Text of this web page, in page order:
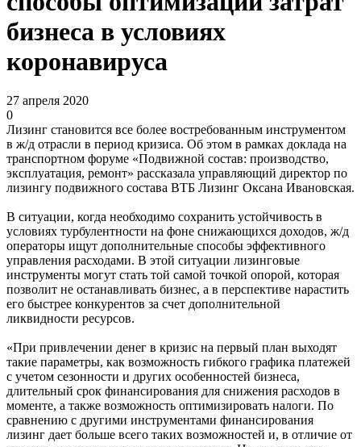
бизнеса в условиях
коронавируса
27 апреля 2020
0
Лизинг становится все более востребованным инструментом
в ж/д отрасли в период кризиса. Об этом в рамках доклада на
транспортном форуме «Подвижной состав: производство,
эксплуатация, ремонт» рассказала управляющий директор по
лизингу подвижного состава ВТБ Лизинг Оксана Ивановская.
В ситуации, когда необходимо сохранить устойчивость в
условиях турбулентности на фоне снижающихся доходов, ж/д
операторы ищут дополнительные способы эффективного
управления расходами. В этой ситуации лизинговые
инструменты могут стать той самой точкой опорой, которая
позволит не останавливать бизнес, а в перспективе нарастить
его быстрее конкурентов за счет дополнительной
ликвидности ресурсов.
«При привлечении денег в кризис на первый план выходят
такие параметры, как возможность гибкого графика платежей
с учетом сезонности и других особенностей бизнеса,
длительный срок финансирования для снижения расходов в
моменте, а также возможность оптимизировать налоги. По
сравнению с другими инструментами финансирования
лизинг дает больше всего таких возможностей и, в отличие от